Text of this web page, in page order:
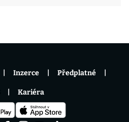
Inzerce Předplatné
Kariéra